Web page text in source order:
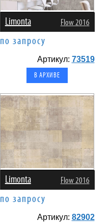
Limonta Flow 2016
по запросу
Артикул: 73519
В АРХИВЕ
Limonta Flow 2016
по запросу
Артикул: 82902